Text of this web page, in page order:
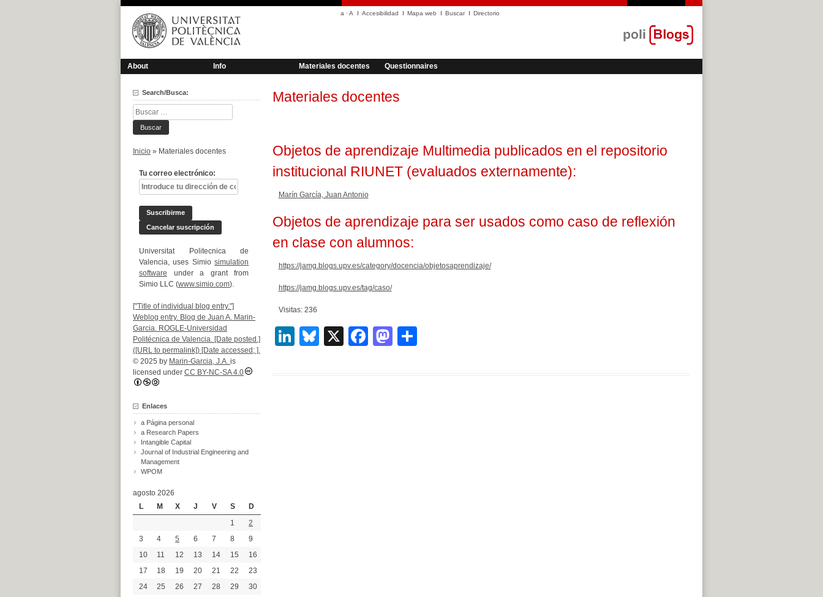
Saltar
contenido
a ·A Accesibilidad Mapa web Buscar Directorio
About Info Materiales docentes Questionnaires
Materiales docentes
Objetos de aprendizaje Multimedia publicados en el repositorio
institucional RIUNET (evaluados externamente):
Marín García, Juan Antonio
Objetos de aprendizaje para ser usados como caso de reflexión
en clase con alumnos:
https://jamg.blogs.upv.es/category/docencia/objetosaprendizaje/
https://jamg.blogs.upv.es/tag/caso/
Visitas: 236
LinkedIn
Bluesky
X Facebook
Mastodon
Search/Busca:
Buscar:
Inicio » Materiales docentes
Tu correo electrónico:
Universitat Politecnica de
Valencia, uses Simiosimulation
software under a grant from
Simio LLC (www.simio.com).
["Title of individual blog entry."]
Weblog entry. Blog de Juan A. Marin-
Garcia. ROGLE-Universidad
Politécnica de Valencia. [Date posted.]
([URL to permalink]) [Date accessed; ].
© 2025 by Marin-Garcia, J.A. is
licensed under CC BY-NC-SA 4.0
Enlaces
a Página personal
a Research Papers
Intangible Capital
Journal of Industrial Engineering and
Management
WPOM
agosto 2026
L
M X J V S
D
1
2
3
4 5 6 7 8
9
10
11 12 13 14 15
16
17
18 19 20 21 22
23
24
25 26 27 28 29
30